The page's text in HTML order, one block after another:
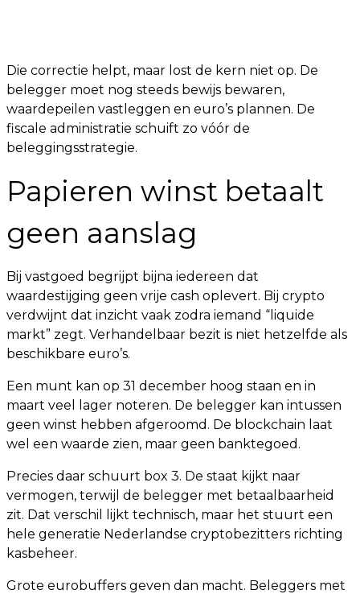
Die correctie helpt, maar lost de kern niet op. De
belegger moet nog steeds bewijs bewaren,
waardepeilen vastleggen en euro’s plannen. De
fiscale administratie schuift zo vóór de
beleggingsstrategie.
Papieren winst betaalt
geen aanslag
Bij vastgoed begrijpt bijna iedereen dat
waardestijging geen vrije cash oplevert. Bij crypto
verdwijnt dat inzicht vaak zodra iemand “liquide
markt” zegt. Verhandelbaar bezit is niet hetzelfde als
beschikbare euro’s.
Een munt kan op 31 december hoog staan en in
maart veel lager noteren. De belegger kan intussen
geen winst hebben afgeroomd. De blockchain laat
wel een waarde zien, maar geen banktegoed.
Precies daar schuurt box 3. De staat kijkt naar
vermogen, terwijl de belegger met betaalbaarheid
zit. Dat verschil lijkt technisch, maar het stuurt een
hele generatie Nederlandse cryptobezitters richting
kasbeheer.
Grote eurobuffers geven dan macht. Beleggers met